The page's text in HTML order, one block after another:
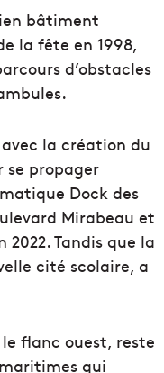
bâtiment
la fête en 1998,
d’obstacles
la création du
se propager
Dock des
Mirabeau et
2022. Tandis que la
cité scolaire, a
flanc ouest, reste
qui